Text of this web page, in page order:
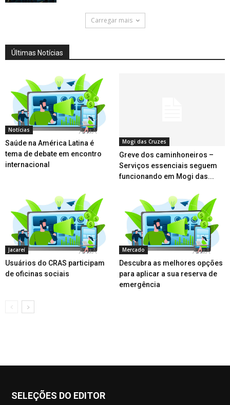
Carregar mais
Últimas Notícias
Notícias
Saúde na América Latina é
tema de debate em encontro
internacional
Mogi das Cruzes
Greve dos caminhoneiros –
Serviços essenciais seguem
funcionando em Mogi das...
Jacareí
Usuários do CRAS participam
de oficinas sociais
Mercado
Descubra as melhores opções
para aplicar a sua reserva de
emergência
SELEÇÕES DO EDITOR